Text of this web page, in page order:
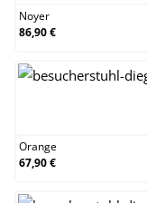
Noyer
86,90 €
Orange
67,90 €